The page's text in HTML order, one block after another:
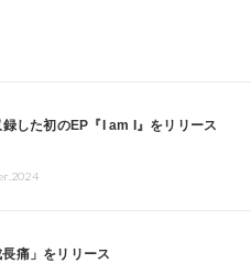
した初のEP『I am I』をリリース
痛」をリリース